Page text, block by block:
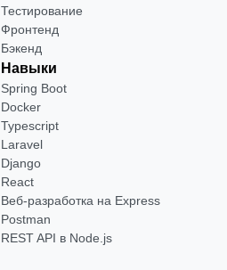
Тестирование
Фронтенд
Бэкенд
Навыки
Spring Boot
Docker
Typescript
Laravel
Django
React
Веб-разработка на Express
Postman
REST API в Node.js